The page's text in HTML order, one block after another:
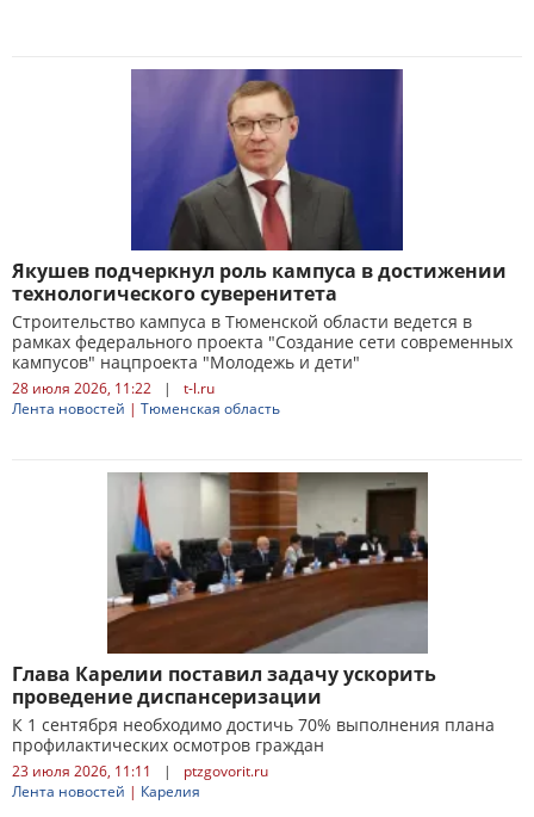
Якушев подчеркнул роль кампуса в достижении
технологического суверенитета
Строительство кампуса в Тюменской области ведется в
рамках федерального проекта "Создание сети современных
кампусов" нацпроекта "Молодежь и дети"
28 июля 2026, 11:22 |
t-l.ru
Лента новостей | Тюменская область
Глава Карелии поставил задачу ускорить
проведение диспансеризации
К 1 сентября необходимо достичь 70% выполнения плана
профилактических осмотров граждан
23 июля 2026, 11:11 |
ptzgovorit.ru
Лента новостей | Карелия